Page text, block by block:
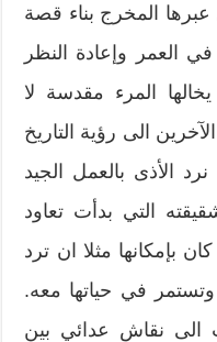
المخرج بناء قصة
العمر وإعادة النظر
المرء مقدسة لا
الى رؤية التاريخ
الأذى بالعمل الجيد
التي بدأت تعاود
بإمكانها مثلا ان ترد
في حياتها معه.
نقاش عدائي بين